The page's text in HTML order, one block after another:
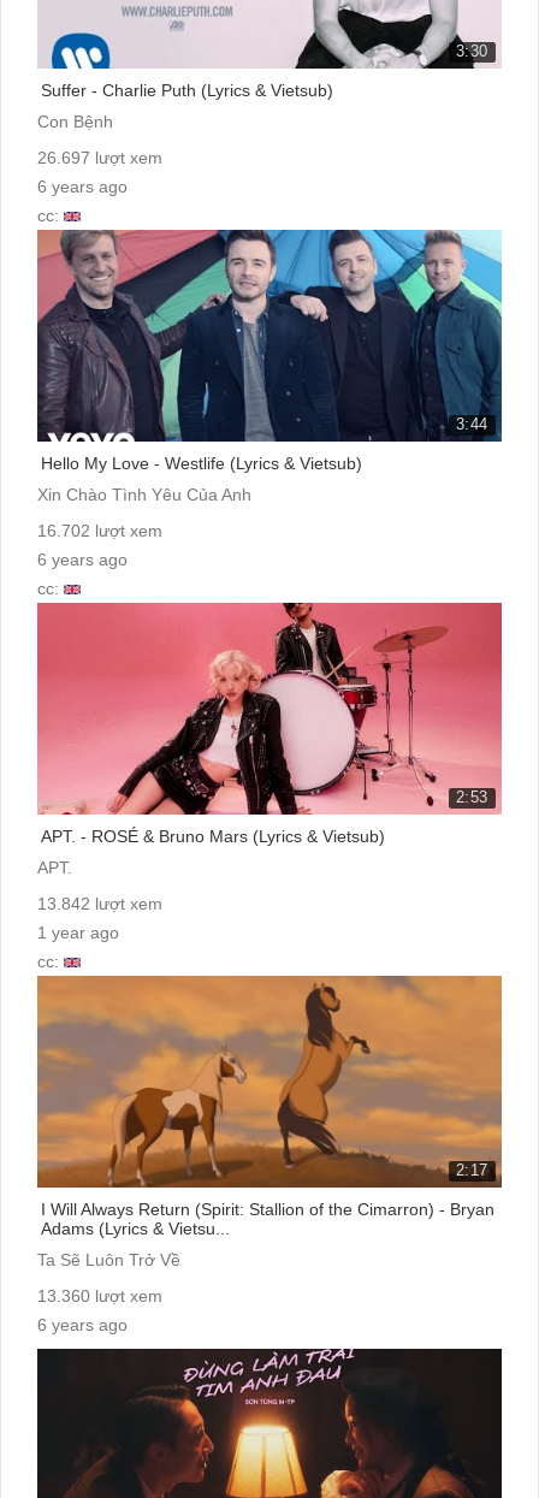
3:30
Suffer - Charlie Puth (Lyrics & Vietsub)
Con Bệnh
26.697 lượt xem
6 years ago
cc:
3:44
Hello My Love - Westlife (Lyrics & Vietsub)
Xin Chào Tình Yêu Của Anh
16.702 lượt xem
6 years ago
cc:
2:53
APT. - ROSÉ & Bruno Mars (Lyrics & Vietsub)
APT.
13.842 lượt xem
1 year ago
cc:
2:17
I Will Always Return (Spirit: Stallion of the Cimarron) - Bryan
Adams (Lyrics & Vietsu...
Ta Sẽ Luôn Trở Về
13.360 lượt xem
6 years ago
cc: